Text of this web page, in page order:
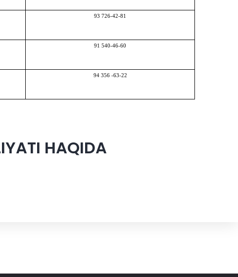
93 726-42-81
91 540-46-60
94 356 -63-22
HAQIDA